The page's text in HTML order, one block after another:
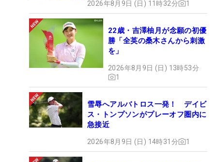
2026年8月9日 (日) 11時32分 1
22歳・吉澤柚月が念願の初優
勝「全英の桑木さんから刺激
を」
2026年8月9日 (日) 13時53分
1
雪辱へアルバトロス一発！ デイビ
ス・トンプソンがプレーオフ圏内に
急接近
2026年8月9日 (日) 14時31分 1